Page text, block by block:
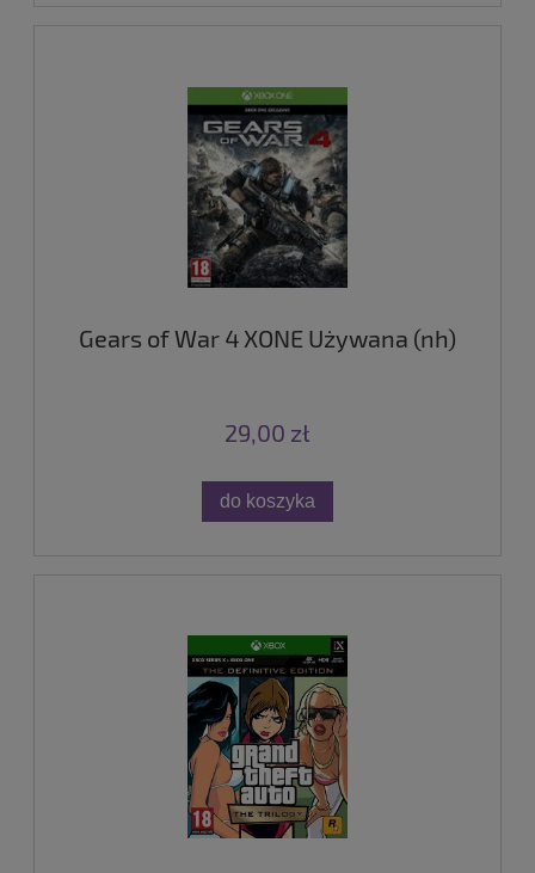
Gears of War 4 XONE Używana (nh)
29,00 zł
do koszyka